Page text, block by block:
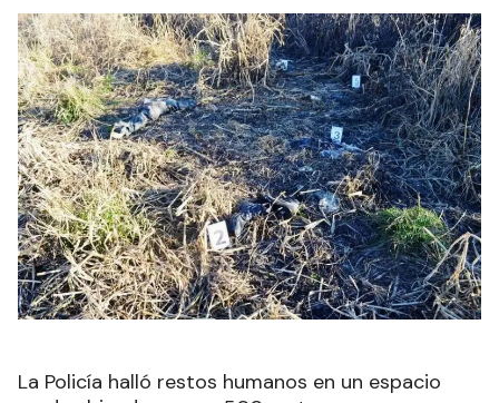
La Policía halló restos humanos en un espacio